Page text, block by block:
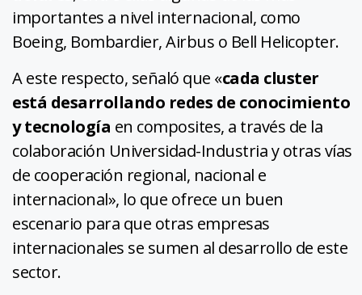
importantes a nivel internacional, como
Boeing, Bombardier, Airbus o Bell Helicopter.
A este respecto, señaló que «cada cluster
está desarrollando redes de conocimiento
y tecnología en composites, a través de la
colaboración Universidad-Industria y otras vías
de cooperación regional, nacional e
internacional», lo que ofrece un buen
escenario para que otras empresas
internacionales se sumen al desarrollo de este
sector.